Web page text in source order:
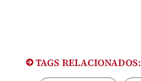
TAGS RELACIONADOS: